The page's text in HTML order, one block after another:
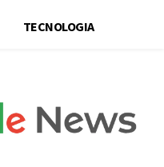
TECNOLOGIA